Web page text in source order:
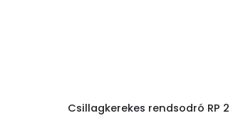
Csillagkerekes rendsodró RP 2